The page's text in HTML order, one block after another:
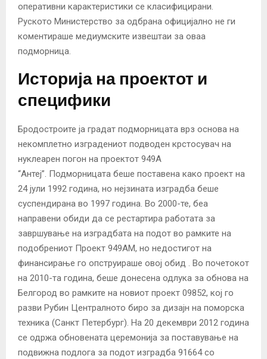
оперативни карактеристики се класифицирани.
Руското Министерство за одбрана официјално не ги
коментираше медиумските извештаи за оваа
подморница.
Историја на проектот и
специфики
Бродостроите ја градат подморницата врз основа на
некомплетно изградениот подводен крстосувач на
нуклеарен погон на проектот 949А
“Антеј”. Подморницата беше поставена како проект на
24 јули 1992 година, но нејзината изградба беше
суспендирана во 1997 година. Во 2000-те, беа
направени обиди да се рестартира работата за
завршување на изградбата на подот во рамките на
подобрениот Проект 949AM, но недостигот на
финансирање го опструираше овој обид . Во почетокот
на 2010-та година, беше донесена одлука за обнова на
Белгород во рамките на новиот проект 09852, кој го
разви Рубин Централното биро за дизајн на поморска
техника (Санкт Петербург). На 20 декември 2012 година
се одржа обновената церемонија за поставување на
подвижна подлога за подот изградба 91664 со